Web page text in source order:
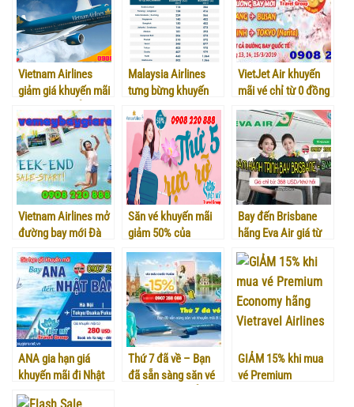
Vietnam Airlines
giảm giá khuyến mãi
đi Đông Bắc Á- Việt
Mỹ
Malaysia Airlines
tưng bừng khuyến
mãi lớn
VietJet Air khuyến
mãi vé chỉ từ 0 đồng
Vietnam Airlines mở
đường bay mới Đà
Nẵng – Đà Lạt chỉ từ
499k
Săn vé khuyến mãi
giảm 50% của
Vietnam Airlines
Bay đến Brisbane
hãng Eva Air giá từ
368 usd/khứ hồi
ANA gia hạn giá
khuyến mãi đi Nhật
Thứ 7 đã về – Bạn
đã sẵn sàng săn vé
GIẢM 15% khi mua
vé Premium